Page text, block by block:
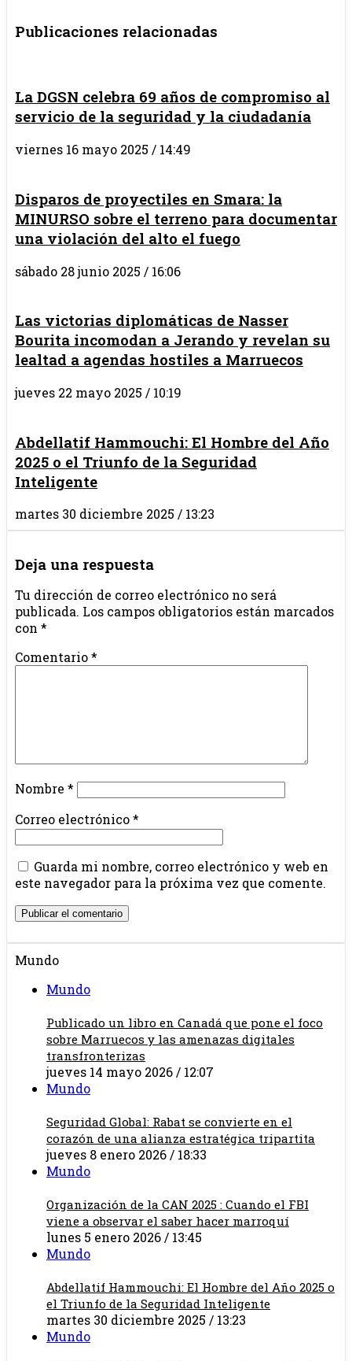
Publicaciones relacionadas
La DGSN celebra 69 años de compromiso al
servicio de la seguridad y la ciudadanía
viernes 16 mayo 2025 / 14:49
Disparos de proyectiles en Smara: la
MINURSO sobre el terreno para documentar
una violación del alto el fuego
sábado 28 junio 2025 / 16:06
Las victorias diplomáticas de Nasser
Bourita incomodan a Jerando y revelan su
lealtad a agendas hostiles a Marruecos
jueves 22 mayo 2025 / 10:19
Abdellatif Hammouchi: El Hombre del Año
2025 o el Triunfo de la Seguridad
Inteligente
martes 30 diciembre 2025 / 13:23
Deja una respuesta
Tu dirección de correo electrónico no será
publicada. Los campos obligatorios están marcados
con *
Comentario*
Nombre *
Correo electrónico*
Guarda mi nombre, correo electrónico y web en
este navegador para la próxima vez que comente.
Mundo
Mundo
Publicado un libro en Canadá que pone el foco
sobre Marruecos y las amenazas digitales
transfronterizas
jueves 14 mayo 2026 / 12:07
Mundo
Seguridad Global: Rabat se convierte en el
corazón de una alianza estratégica tripartita
jueves 8 enero 2026 / 18:33
Mundo
Organización de la CAN 2025 : Cuando el FBI
viene a observar el saber hacer marroquí
lunes 5 enero 2026 / 13:45
Mundo
Abdellatif Hammouchi: El Hombre del Año 2025 o
el Triunfo de la Seguridad Inteligente
martes 30 diciembre 2025 / 13:23
Mundo